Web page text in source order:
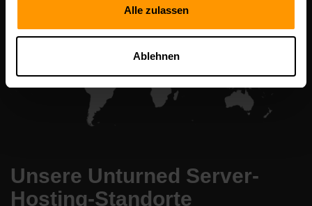
Alle zulassen
Ablehnen
Unsere Unturned Server-
Hosting-Standorte